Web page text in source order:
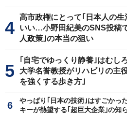
高市政権にとって｢日本人の生
いい…小野田紀美のSNS投稿
人政策｣の本当の狙い
｢自宅でゆっくり静養｣はむし
大学名誉教授がリハビリの主
を強くする歩き方｣
やっぱり｢日本の技術｣はすごかっ
キーが熱望する｢超巨大企業｣の知